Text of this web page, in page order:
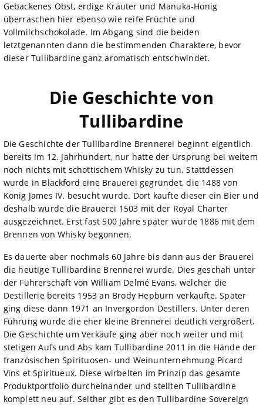
Gebackenes Obst, erdige Kräuter und Manuka-Honig
überraschen hier ebenso wie reife Früchte und
Vollmilchschokolade. Im Abgang sind die beiden
letztgenannten dann die bestimmenden Charaktere, bevor
dieser Tullibardine ganz aromatisch entschwindet.
Die Geschichte von
Tullibardine
Die Geschichte der Tullibardine Brennerei beginnt eigentlich
bereits im 12. Jahrhundert, nur hatte der Ursprung bei weitem
noch nichts mit schottischem Whisky zu tun. Stattdessen
wurde in Blackford eine Brauerei gegründet, die 1488 von
König James IV. besucht wurde. Dort kaufte dieser ein Bier und
deshalb wurde die Brauerei 1503 mit der Royal Charter
ausgezeichnet. Erst fast 500 Jahre später wurde 1886 mit dem
Brennen von Whisky begonnen.
Es dauerte aber nochmals 60 Jahre bis dann aus der Brauerei
die heutige Tullibardine Brennerei wurde. Dies geschah unter
der Führerschaft von William Delmé Evans, welcher die
Destillerie bereits 1953 an Brody Hepburn verkaufte. Später
ging diese dann 1971 an Invergordon Destillers. Unter deren
Führung wurde die eher kleine Brennerei deutlich vergrößert.
Die Geschichte um Verkäufe ging aber noch weiter und mit
stetigen Aufs und Abs kam Tullibardine 2011 in die Hände der
französischen Spirituosen- und Weinunternehmung Picard
Vins et Spiritueux. Diese wirbelten im Prinzip das gesamte
Produktportfolio durcheinander und stellten Tullibardine
komplett neu auf. Seither gibt es den Tullibardine Sovereign